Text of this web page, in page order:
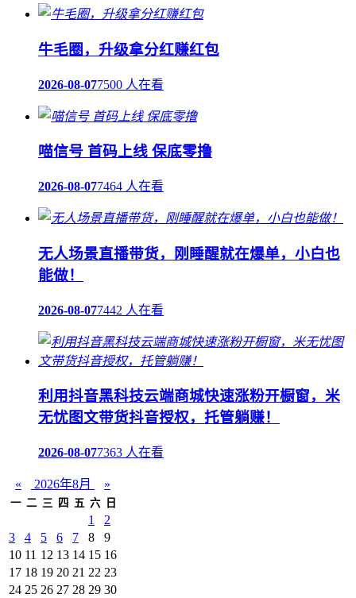
牛毛圈，升级拿分红赚红包
2026-08-077500 人在看
喵信号 首码上线 保底零撸
2026-08-077464 人在看
无人场景直播带货，刚睡醒就在爆单，小白也
能做！
2026-08-077442 人在看
利用抖音黑科技云端商城快速涨粉开橱窗，米
无忧图文带货抖音授权，托管躺赚！
2026-08-077363 人在看
« 2026年8月 »
一 二 三 四 五 六 日
1
2
3
4 5 6 7 8
9
10 11 12 13 14 15 16
17 18 19 20 21 22 23
24 25 26 27 28 29 30